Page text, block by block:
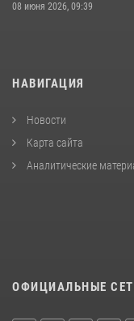
08 июня 2026, 09:39
НАВИГАЦИЯ
Новости
Карта сайта
Аналитические
ОФИЦИАЛЬНЫЕ